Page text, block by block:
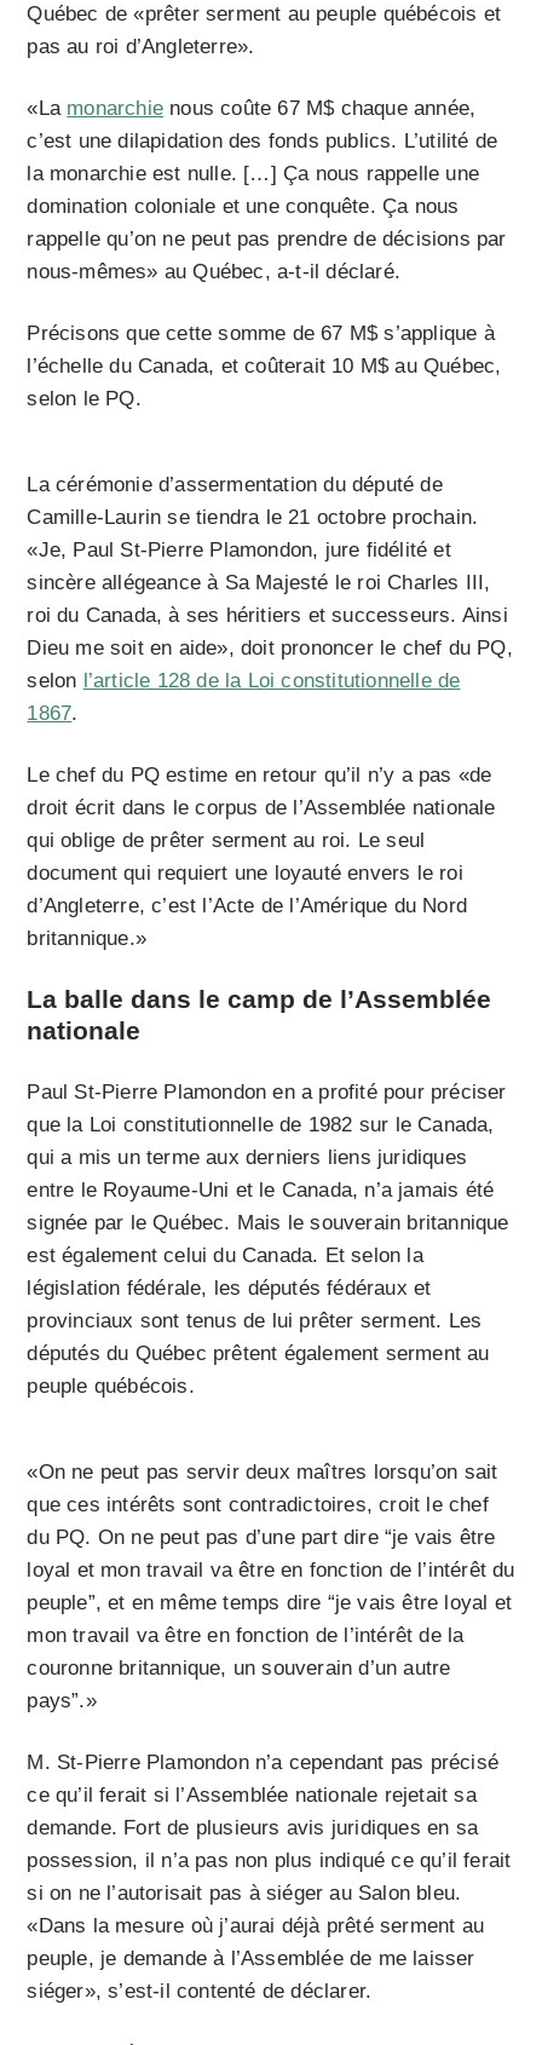
Québec de «prêter serment au peuple québécois et
pas au roi d’Angleterre».
«La monarchie nous coûte 67 M$ chaque année,
c’est une dilapidation des fonds publics. L’utilité de
la monarchie est nulle. […] Ça nous rappelle une
domination coloniale et une conquête. Ça nous
rappelle qu’on ne peut pas prendre de décisions par
nous-mêmes» au Québec, a-t-il déclaré.
Précisons que cette somme de 67 M$ s’applique à
l’échelle du Canada, et coûterait 10 M$ au Québec,
selon le PQ.
La cérémonie d’assermentation du député de
Camille-Laurin se tiendra le 21 octobre prochain.
«Je, Paul St-Pierre Plamondon, jure fidélité et
sincère allégeance à Sa Majesté le roi Charles III,
roi du Canada, à ses héritiers et successeurs. Ainsi
Dieu me soit en aide», doit prononcer le chef du PQ,
selon l’article 128 de la Loi constitutionnelle de
1867.
Le chef du PQ estime en retour qu’il n’y a pas «de
droit écrit dans le corpus de l’Assemblée nationale
qui oblige de prêter serment au roi. Le seul
document qui requiert une loyauté envers le roi
d’Angleterre, c’est l’Acte de l’Amérique du Nord
britannique.»
La balle dans le camp de l’Assemblée
nationale
Paul St-Pierre Plamondon en a profité pour préciser
que la Loi constitutionnelle de 1982 sur le Canada,
qui a mis un terme aux derniers liens juridiques
entre le Royaume-Uni et le Canada, n’a jamais été
signée par le Québec. Mais le souverain britannique
est également celui du Canada. Et selon la
législation fédérale, les députés fédéraux et
provinciaux sont tenus de lui prêter serment. Les
députés du Québec prêtent également serment au
peuple québécois.
«On ne peut pas servir deux maîtres lorsqu’on sait
que ces intérêts sont contradictoires, croit le chef
du PQ. On ne peut pas d’une part dire “je vais être
loyal et mon travail va être en fonction de l’intérêt du
peuple”, et en même temps dire “je vais être loyal et
mon travail va être en fonction de l’intérêt de la
couronne britannique, un souverain d’un autre
pays”.»
M. St-Pierre Plamondon n’a cependant pas précisé
ce qu’il ferait si l’Assemblée nationale rejetait sa
demande. Fort de plusieurs avis juridiques en sa
possession, il n’a pas non plus indiqué ce qu’il ferait
si on ne l’autorisait pas à siéger au Salon bleu.
«Dans la mesure où j’aurai déjà prêté serment au
peuple, je demande à l’Assemblée de me laisser
siéger», s’est-il contenté de déclarer.